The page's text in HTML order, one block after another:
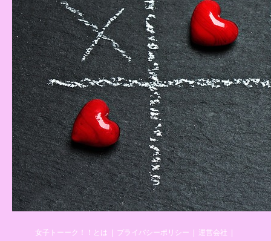
女子トーーク！！とは プライバシーポリシー 運営会社